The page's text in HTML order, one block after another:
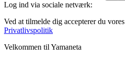
Log ind via sociale netværk:
Ved at tilmelde dig accepterer du vores
Privatlivspolitik
Velkommen til Yamaneta